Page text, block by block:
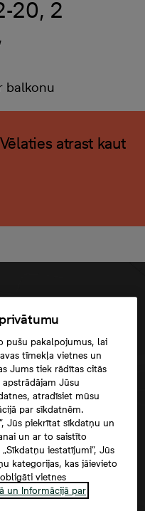
20, 2
balkonu
atrast kaut
puses datu
pušu pakalpojumus, lai
tīmekļa vietnes un
Jums tiek rādītas citās
Jūsu
atradīsiet mūsu
par sīkdatnēm.
Jūs piekrītat sīkdatņu un
un ar to saistīto
iestatījumi”, Jūs
kategorijas, kas jāievieto
vietnes
un Informācijā par